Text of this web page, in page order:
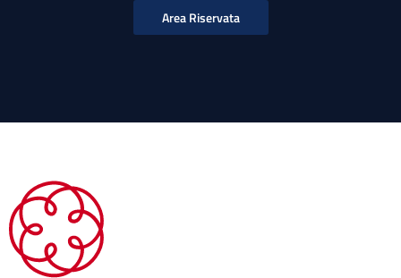
Area Riservata